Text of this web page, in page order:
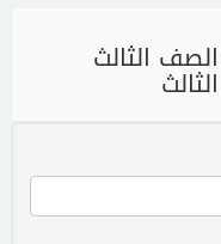
الثالث